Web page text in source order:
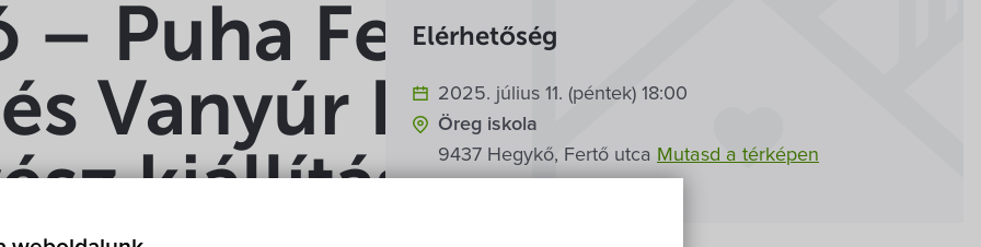
Éghajlat
Hegykő történelme
Közoktatási Intézmények
– Puha Ferenc
Vanyúr István
kiállításának
Elérhetőség
2025. július 11. (péntek) 18:00
Öreg iskola
9437 Hegykő, Fertő utca Mutasd a térképen